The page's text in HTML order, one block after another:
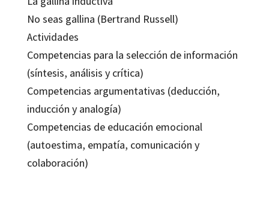
No seas gallina (Bertrand Russell)
Actividades
Competencias para la selección de información
(síntesis, análisis y crítica)
Competencias argumentativas (deducción,
inducción y analogía)
Competencias de educación emocional
(autoestima, empatía, comunicación y
colaboración)